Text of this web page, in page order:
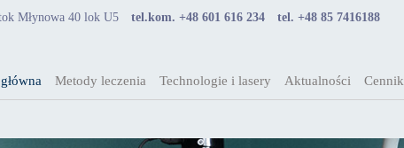
Młynowa 40 lok U5 tel.kom. +48 601 616 234 tel. +48 85 7416188
Metody leczenia Technologie i lasery Aktualności Cennik